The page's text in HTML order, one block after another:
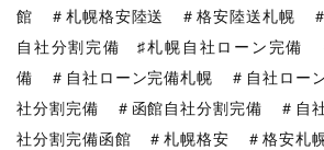
館 ＃札幌格安陸送 ＃格安陸送札幌
自社分割完備 ♯札幌自社ローン完備
備 ＃自社ローン完備札幌 ＃自社ロー
社分割完備 ＃函館自社分割完備 ＃自
社分割完備函館 ＃札幌格安 ＃格安